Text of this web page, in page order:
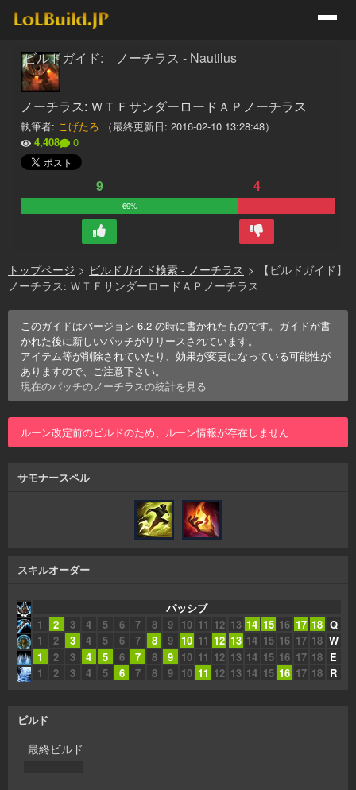
ビルドガイド: ノーチラス - Nautilus
ノーチラス: ＷＴＦサンダーロードＡＰノーチラス
執筆者: こげたろ （最終更新日: 2016-02-10 13:28:48）
4,408
0
9 4
69%
トップページ > ビルドガイド検索 - ノーチラス >
【ビルドガイド】
ノーチラス: ＷＴＦサンダーロードＡＰノーチラス
このガイドはバージョン6.2 の時に書かれたものです。ガイドが書
かれた後に新しいパッチがリリースされています。
アイテム等が削除されていたり、効果が変更になっている可能性が
ありますので、ご注意下さい。
現在のパッチの ノーチラスの統計を見る
ルーン改定前のビルドのため、ルーン情報が存在しません
サモナースペル
スキルオーダー
パッシブ
1
2 3 4 5 6 7 8 9 10 11 12 13 14 15 16 17 18 Q
1
2 3 4 5 6 7 8 9 10 11 12 13 14 15 16 17 18 W
1
2 3 4 5 6 7 8 9 10 11 12 13 14 15 16 17 18 E
1
2 3 4 5 6 7 8 9 10 11 12 13 14 15 16 17 18 R
ビルド
最終ビルド